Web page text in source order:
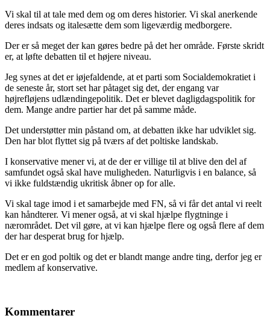
Vi skal til at tale med dem og om deres historier. Vi skal anerkende
deres indsats og italesætte dem som ligeværdig medborgere.
Der er så meget der kan gøres bedre på det her område. Første skridt
er, at løfte debatten til et højere niveau.
Jeg synes at det er iøjefaldende, at et parti som Socialdemokratiet i
de seneste år, stort set har påtaget sig det, der engang var
højrefløjens udlændingepolitik. Det er blevet dagligdagspolitik for
dem. Mange andre partier har det på samme måde.
Det understøtter min påstand om, at debatten ikke har udviklet sig.
Den har blot flyttet sig på tværs af det poltiske landskab.
I konservative mener vi, at de der er villige til at blive den del af
samfundet også skal have muligheden. Naturligvis i en balance, så
vi ikke fuldstændig ukritisk åbner op for alle.
Vi skal tage imod i et samarbejde med FN, så vi får det antal vi reelt
kan håndterer. Vi mener også, at vi skal hjælpe flygtninge i
nærområdet. Det vil gøre, at vi kan hjælpe flere og også flere af dem
der har desperat brug for hjælp.
Det er en god poltik og det er blandt mange andre ting, derfor jeg er
medlem af konservative.
Kommentarer